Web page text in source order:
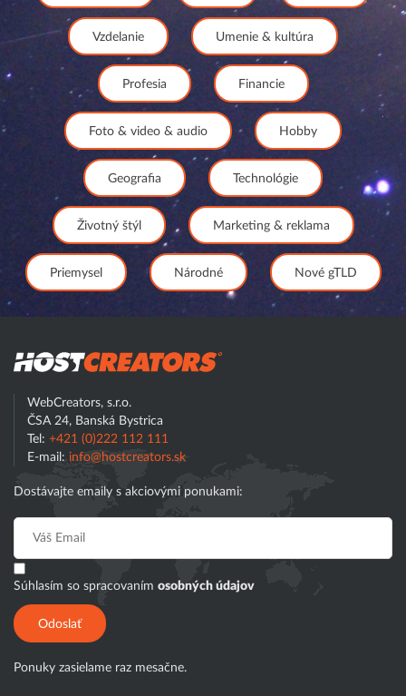
Vzdelanie Umenie & kultúra
Profesia Financie
Foto & video & audio Hobby
Geografia Technológie
Životný štýl Marketing & reklama
Priemysel Národné Nové gTLD
WebCreators, s.r.o.
ČSA 24, Banská Bystrica
Tel: +421 (0)222 112 111
E-mail: info@hostcreators.sk
Dostávajte emaily s akciovými ponukami:
Súhlasím so spracovaním osobných údajov
Odoslať
Ponuky zasielame raz mesačne.